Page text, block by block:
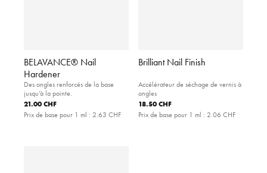
BELAVANCE® Nail
Hardener
Des ongles renforcés de la base
jusqu’à la pointe.
21.00 CHF
Prix de base pour 1 ml : 2.63 CHF
Brilliant Nail Finish
Accélérateur de séchage de vernis à
ongles
18.50 CHF
Prix de base pour 1 ml : 2.06 CHF